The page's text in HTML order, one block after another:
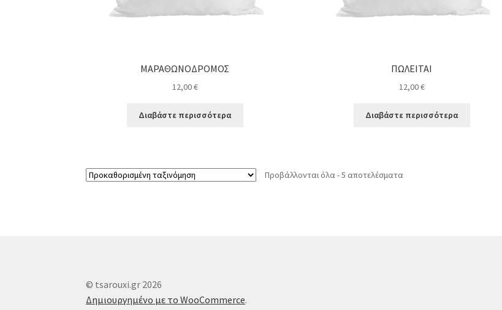
ΜΑΡΑΘΩΝΟΔΡΟΜΟΣ
12,00€
Διαβάστε περισσότερα
ΠΩΛΕΙΤΑΙ
12,00€
Διαβάστε περισσότερα
Προβάλλονται όλα - 5 αποτελέσματα
© tsarouxi.gr 2026
Δημιουργημένο με το WooCommerce.